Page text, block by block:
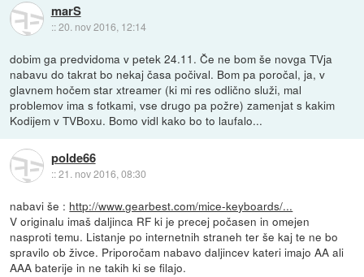
marS
::20. nov 2016, 12:14
dobim ga predvidoma v petek 24.11. Če ne bom še novga TVja
nabavu do takrat bo nekaj časa počival. Bom pa poročal, ja, v
glavnem hočem star xtreamer (ki mi res odlično služi, mal
problemov ima s fotkami, vse drugo pa požre) zamenjat s kakim
Kodijem v TVBoxu. Bomo vidl kako bo to laufalo...
polde66
::21. nov 2016, 08:30
nabavi še : http://www.gearbest.com/mice-keyboards/...
V originalu imaš daljinca RF ki je precej počasen in omejen
nasproti temu. Listanje po internetnih straneh ter še kaj te ne bo
spravilo ob živce. Priporočam nabavo daljincev kateri imajo AA ali
AAA baterije in ne takih ki se filajo.